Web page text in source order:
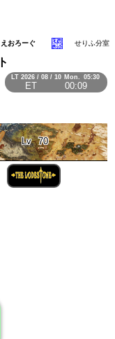
LT 2026 / 08 / 10 Mon. 05:30
ET 00:09
えおろーぐ せりふ分室
Lv 70